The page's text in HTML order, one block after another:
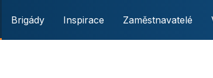
Brigády Inspirace Zaměstnavatelé